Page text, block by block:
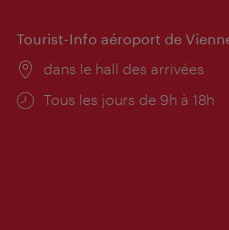
Tourist-Info aéroport de
Lieu:
dans le hall des arrivées
Horaires
Tous les jours de 9h à 18h